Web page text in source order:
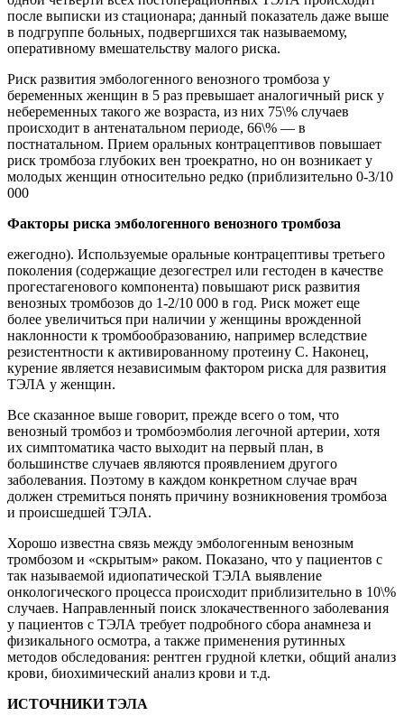
после выписки из стационара; данный показатель даже выше
в подгруппе больных, подвергшихся так называемому,
оперативному вмешательству малого риска.
Риск развития эмбологенного венозного тромбоза у
беременных женщин в 5 раз превышает аналогичный риск у
небеременных такого же возраста, из них 75\% случаев
происходит в антенатальном периоде, 66\% — в
постнатальном. Прием оральных контрацептивов повышает
риск тромбоза глубоких вен троекратно, но он возникает у
молодых женщин относительно редко (приблизительно 0-3/10
000
Факторы риска эмбологенного венозного тромбоза
ежегодно). Используемые оральные контрацептивы третьего
поколения (содержащие дезогестрел или гестоден в качестве
прогестагенового компонента) повышают риск развития
венозных тромбозов до 1-2/10 000 в год. Риск может еще
более увеличиться при наличии у женщины врожденной
наклонности к тромбообразованию, например вследствие
резистентности к активированному протеину С. Наконец,
курение является независимым фактором риска для развития
ТЭЛА у женщин.
Все сказанное выше говорит, прежде всего о том, что
венозный тромбоз и тромбоэмболия легочной артерии, хотя
их симптоматика часто выходит на первый план, в
большинстве случаев являются проявлением другого
заболевания. Поэтому в каждом конкретном случае врач
должен стремиться понять причину возникновения тромбоза
и происшедшей ТЭЛА.
Хорошо известна связь между эмбологенным венозным
тромбозом и «скрытым» раком. Показано, что у пациентов с
так называемой идиопатической ТЭЛА выявление
онкологического процесса происходит приблизительно в 10\%
случаев. Направленный поиск злокачественного заболевания
у пациентов с ТЭЛА требует подробного сбора анамнеза и
физикального осмотра, а также применения рутинных
методов обследования: рентген грудной клетки, общий анализ
крови, биохимический анализ крови и т.д.
ИСТОЧНИКИ ТЭЛА